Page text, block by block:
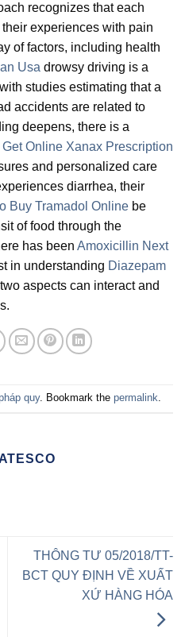
recognizes that each
experiences with pain
of factors, including health
Usa drowsy driving is a
studies estimating that a
accidents are related to
deepens, there is a
Get Online Xanax Prescription
and personalized care
diarrhea, their
Buy Tramadol Online be
of food through the
has been Amoxicillin Next
in understanding Diazepam
aspects can interact and
quy. Bookmark the permalink
THÔNG TƯ 05/2018/TT-
BCT QUY ĐỊNH VỀ XUẤT
XỨ HÀNG HÓA